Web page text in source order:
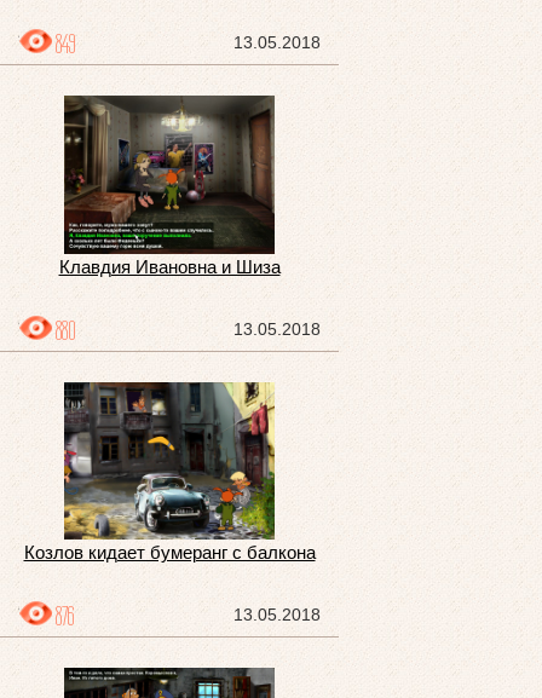
13.05.2018
849
Клавдия Ивановна и Шиза
13.05.2018
880
Козлов кидает бумеранг с балкона
13.05.2018
876